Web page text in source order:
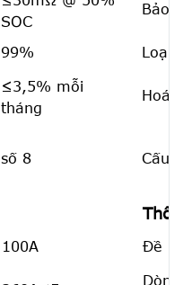
SOC
Bảo
99% Loại
≤3,5% mỗi
tháng
Hoá
số 8 Cấu
100A Đề